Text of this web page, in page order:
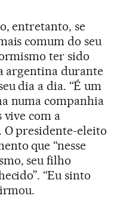
entretanto, se
comum do seu
ter sido
argentina durante
dia a dia. “É um
numa companhia
vive com a
O presidente-eleito
que “nesse
seu filho
“Eu sinto